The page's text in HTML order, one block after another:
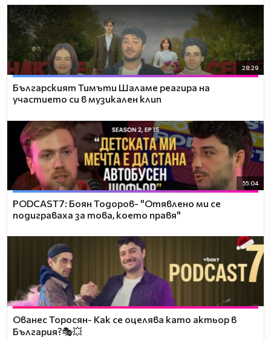
28:29
Българският Тимъти Шаламе реагира на
участието си в музикален клип
55:04
PODCAST7: ‪Боян Тодоров- "Отявлено ми се
подиграваха за това, което правя"
Ованес Торосян- Как се оцелява като актьор в
България?🎭💥